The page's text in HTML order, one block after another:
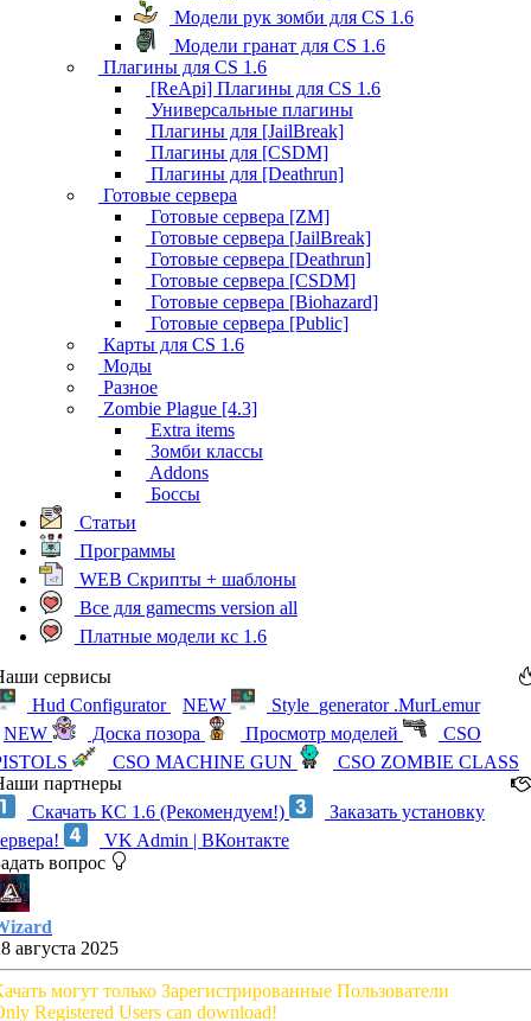
Модели рук зомби для CS 1.6
Модели гранат для CS 1.6
Плагины для CS 1.6
[ReApi] Плагины для CS 1.6
Универсальные плагины
Плагины для [JailBreak]
Плагины для [CSDM]
Плагины для [Deathrun]
Готовые сервера
Готовые сервера [ZM]
Готовые сервера [JailBreak]
Готовые сервера [Deathrun]
Готовые сервера [CSDM]
Готовые сервера [Biohazard]
Готовые сервера [Public]
Карты для CS 1.6
Моды
Разное
Zombie Plague [4.3]
Extra items
Зомби классы
Addons
Боссы
Статьи
Программы
WEB Скрипты + шаблоны
Все для gamecms version all
Платные модели кс 1.6
сервисы
Hud Configurator
NEW
Style_generator .MurLemur
NEW
Доска позора Просмотр моделей
CSO
CSO MACHINE GUN
CSO ZOMBIE CLASS
партнеры
Скачать КС 1.6 (Рекомендуем!)
Заказать установку
VK Admin | ВКонтакте
вопрос
августа 2025
могут только Зарегистрированные Пользователи
Registered Users can download!